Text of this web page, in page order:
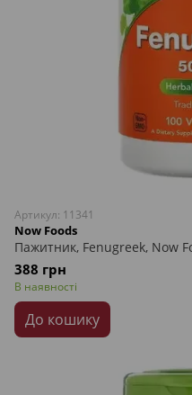
Артикул: 11341
Now Foods
Пажитник, Fenugreek, Now
388 грн
В наявності
До кошику